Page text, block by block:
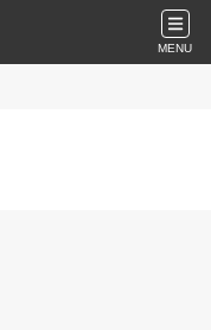
MENU